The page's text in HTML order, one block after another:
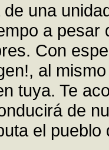
una
a
Con
al
tuya. Te
de
el